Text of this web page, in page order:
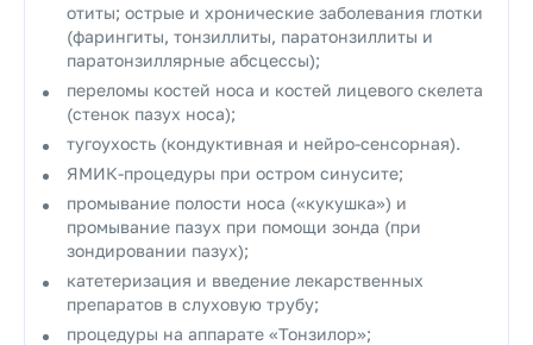
отиты; острые и хронические заболевания глотки
(фарингиты, тонзиллиты, паратонзиллиты и
паратонзиллярные абсцессы);
переломы костей носа и костей лицевого скелета
(стенок пазух носа);
тугоухость (кондуктивная и нейро-сенсорная).
ЯМИК-процедуры при остром синусите;
промывание полости носа («кукушка») и
промывание пазух при помощи зонда (при
зондировании пазух);
катетеризация и введение лекарственных
препаратов в слуховую трубу;
процедуры на аппарате «Тонзилор»;